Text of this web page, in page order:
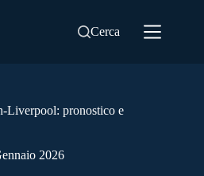
Cerca
Liverpool: pronostico e
2026